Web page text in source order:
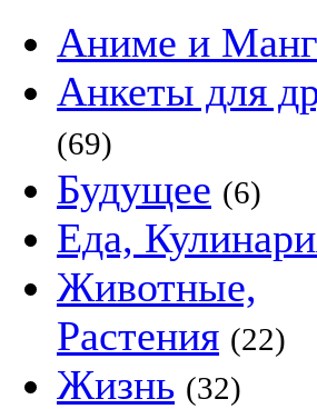
Аниме и
Анкеты для
(69)
Будущее (6)
Еда,
Животные,
Растения (22)
Жизнь (32)